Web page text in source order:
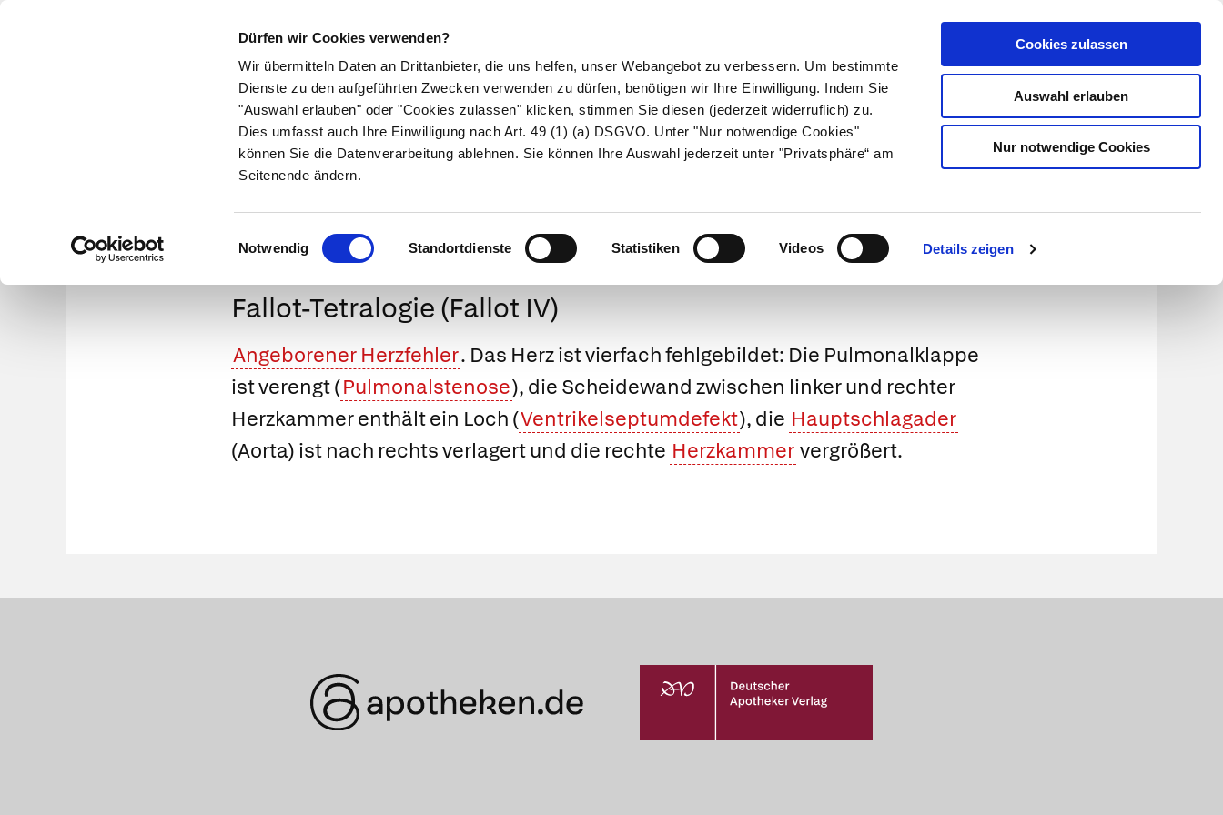
Dürfen wir Cookies verwenden?
Wir übermitteln Daten an Drittanbieter, die uns helfen, unser Webangebot zu verbessern. Um bestimmte
Dienste zu den aufgeführten Zwecken verwenden zu dürfen, benötigen wir Ihre Einwilligung. Indem Sie
"Auswahl erlauben" oder "Cookies zulassen" klicken, stimmen Sie diesen (jederzeit widerruflich) zu.
Dies umfasst auch Ihre Einwilligung nach Art. 49 (1) (a) DSGVO. Unter "Nur notwendige Cookies"
können Sie die Datenverarbeitung ablehnen. Sie können Ihre Auswahl jederzeit unter "Privatsphäre“ am
Seitenende ändern.
Einwilligungsauswahl
Notwendig Standortdienste Statistiken Videos Details zeigen
Cookies zulassen
Auswahl erlauben
Nur notwendige Cookies
Kundenlogin
Suche
Symptome Therapie Medikamente Naturheilkunde Eltern & Kind Gesund leben Über uns
Medizinlexikon
Fallot-Tetralogie (Fallot IV)
Angeborener Herzfehler. Das Herz ist vierfach fehlgebildet: Die Pulmonalklappe
ist verengt (Pulmonalstenose), die Scheidewand zwischen linker und rechter
Herzkammer enthält ein Loch (Ventrikelseptumdefekt), die Hauptschlagader
(Aorta) ist nach rechts verlagert und die rechte Herzkammer vergrößert.